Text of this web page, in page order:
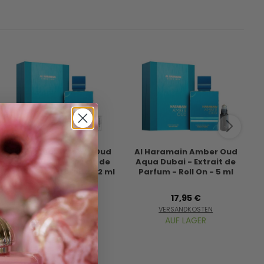
Al Haramain Amber Oud
Aqua Dubai - Extrait de
Parfum - Duftprobe - 2 ml
8,95 €
VERSANDKOSTEN
AUF LAGER
Al Haramain Amber Oud
Aqua Dubai - Extrait de
Parfum - Roll On - 5 ml
17,95 €
VERSANDKOSTEN
AUF LAGER